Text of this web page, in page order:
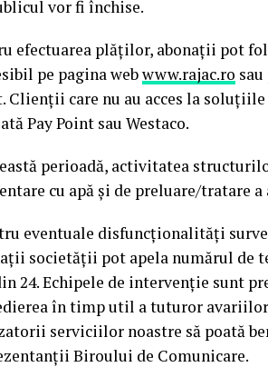
vor fi închise.
efectuarea plăților, abonații pot
pe pagina webwww.rajac.ro
Clienții care nu au acces la
Pay Point sau Westaco.
perioadă, activitatea
cu apă și de preluare/tratare
eventuale disfuncționalități
societății pot apela numărul de
24. Echipele de intervenție sunt
în timp util a tuturor
serviciilor noastre să poată
Biroului de Comunicare.